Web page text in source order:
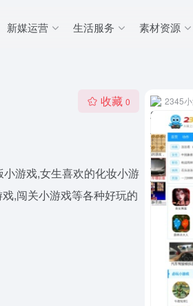
新媒运营 生活服务 素材资源
收藏 0
游戏,女生喜欢的化妆小游
,闯关小游戏等各种好玩的
2345